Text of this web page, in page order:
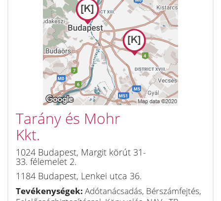
Tarány és Mohr
Kkt.
1024 Budapest, Margit körút 31-
33. félemelet 2.
1184 Budapest, Lenkei utca 36.
Tevékenységek: Adótanácsadás, Bérszámfejtés,